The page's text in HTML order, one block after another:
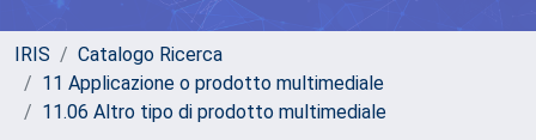
IRIS
Catalogo Ricerca
11 Applicazione o prodotto multimediale
11.06 Altro tipo di prodotto multimediale